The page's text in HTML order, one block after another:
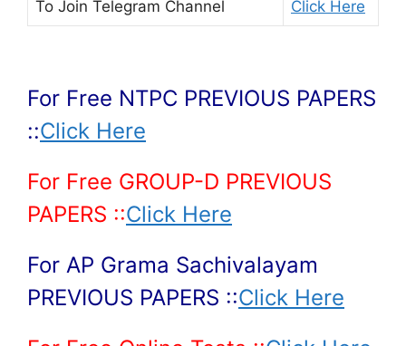
To Join Telegram Channel Click Here
For Free NTPC PREVIOUS PAPERS
::Click Here
For Free GROUP-D PREVIOUS
PAPERS ::Click Here
For AP Grama Sachivalayam
PREVIOUS PAPERS ::Click Here